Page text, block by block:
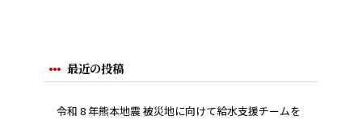
最近の投稿
令和 8 年熊本地震 被災地に向けて給水支援チームを